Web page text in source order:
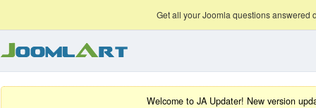
Welcome to JA Updater! New version
Get all your Joomla questions answered
Joomla Templates Joomla Extensions